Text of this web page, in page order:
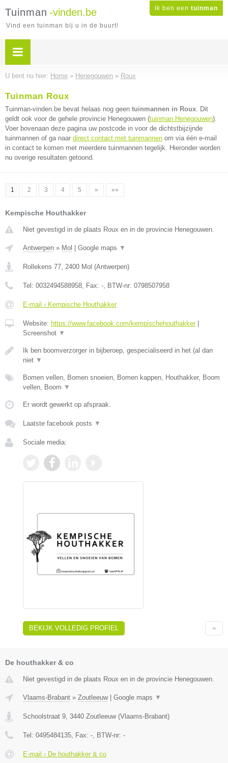
Ik ben een tuinman
Tuinman -vinden.be
Vind een tuinman bij u in de buurt!
U bent nu hier: Home » Henegouwen » Roux
Tuinman Roux
Tuinman-vinden.be bevat helaas nog geen tuinmannen in Roux. Dit
geldt ook voor de gehele provincie Henegouwen (tuinman Henegouwen).
Voer bovenaan deze pagina uw postcode in voor de dichtstbijzijnde
tuinmannen of ga naar direct contact met tuinmannen om via één e-mail
in contact te komen met meerdere tuinmannen tegelijk. Hieronder worden
nu overige resultaten getoond.
1 2 3 4 5 » »»
Kempische Houthakker
Niet gevestigd in de plaats Roux en in de provincie Henegouwen.
Antwerpen » Mol Google maps ▼
Rollekens 77, 2400 Mol (Antwerpen)
Tel: 0032494588958, Fax: -, BTW-nr: 0798507958
E-mail › Kempische Houthakker
Website: https://www.facebook.com/kempischehouthakker|
Screenshot ▼
Ik ben boomverzorger in bijberoep, gespecialiseerd in het (al dan
niet ▼
Bomen vellen, Bomen snoeien, Bomen kappen, Houthakker, Boom
vellen, Boom ▼
Er wordt gewerkt op afspraak.
Laatste facebook posts ▼
Sociale media:
BEKIJK VOLLEDIG PROFIEL
De houthakker & co
Niet gevestigd in de plaats Roux en in de provincie Henegouwen.
Vlaams-Brabant » Zoutleeuw| Google maps ▼
Schoolstraat 9 3440 Zoutleeuw(Vlaams-Brabant)
Tel: 0495484135 , Fax: - , BTW-nr: -
E-mail › De houthakker & co